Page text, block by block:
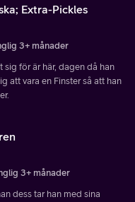
Extra-Pickles
3+ månader
sig för är här, dagen då han
att vara en Finster så att han
3+ månader
dess tar han med sina